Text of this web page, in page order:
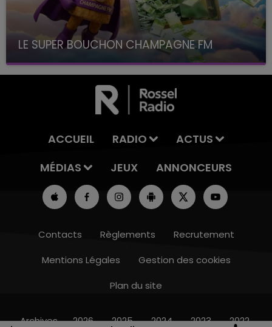
LE SUPER BOUCHON CHAMPAGNE FM
avec La Famille Champagne FM, à 8H10
ACCUEIL RADIO
ACTUS
MÉDIAS
JEUX ANNONCEURS
Contacts Règlements
Recrutement
Mentions Légales
Gestion des cookies
Plan du site
Archives 2026 2025 2024 2023 2022